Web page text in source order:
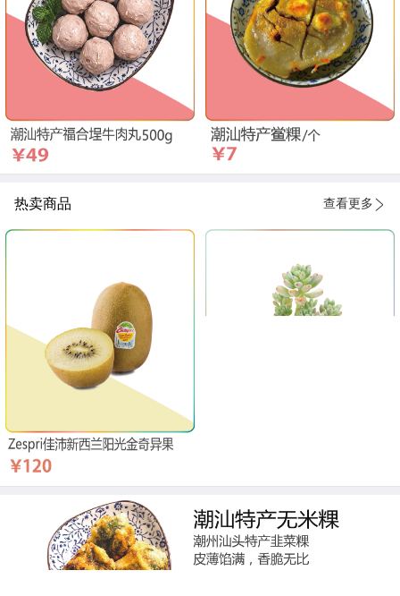
热卖商品 查看更多